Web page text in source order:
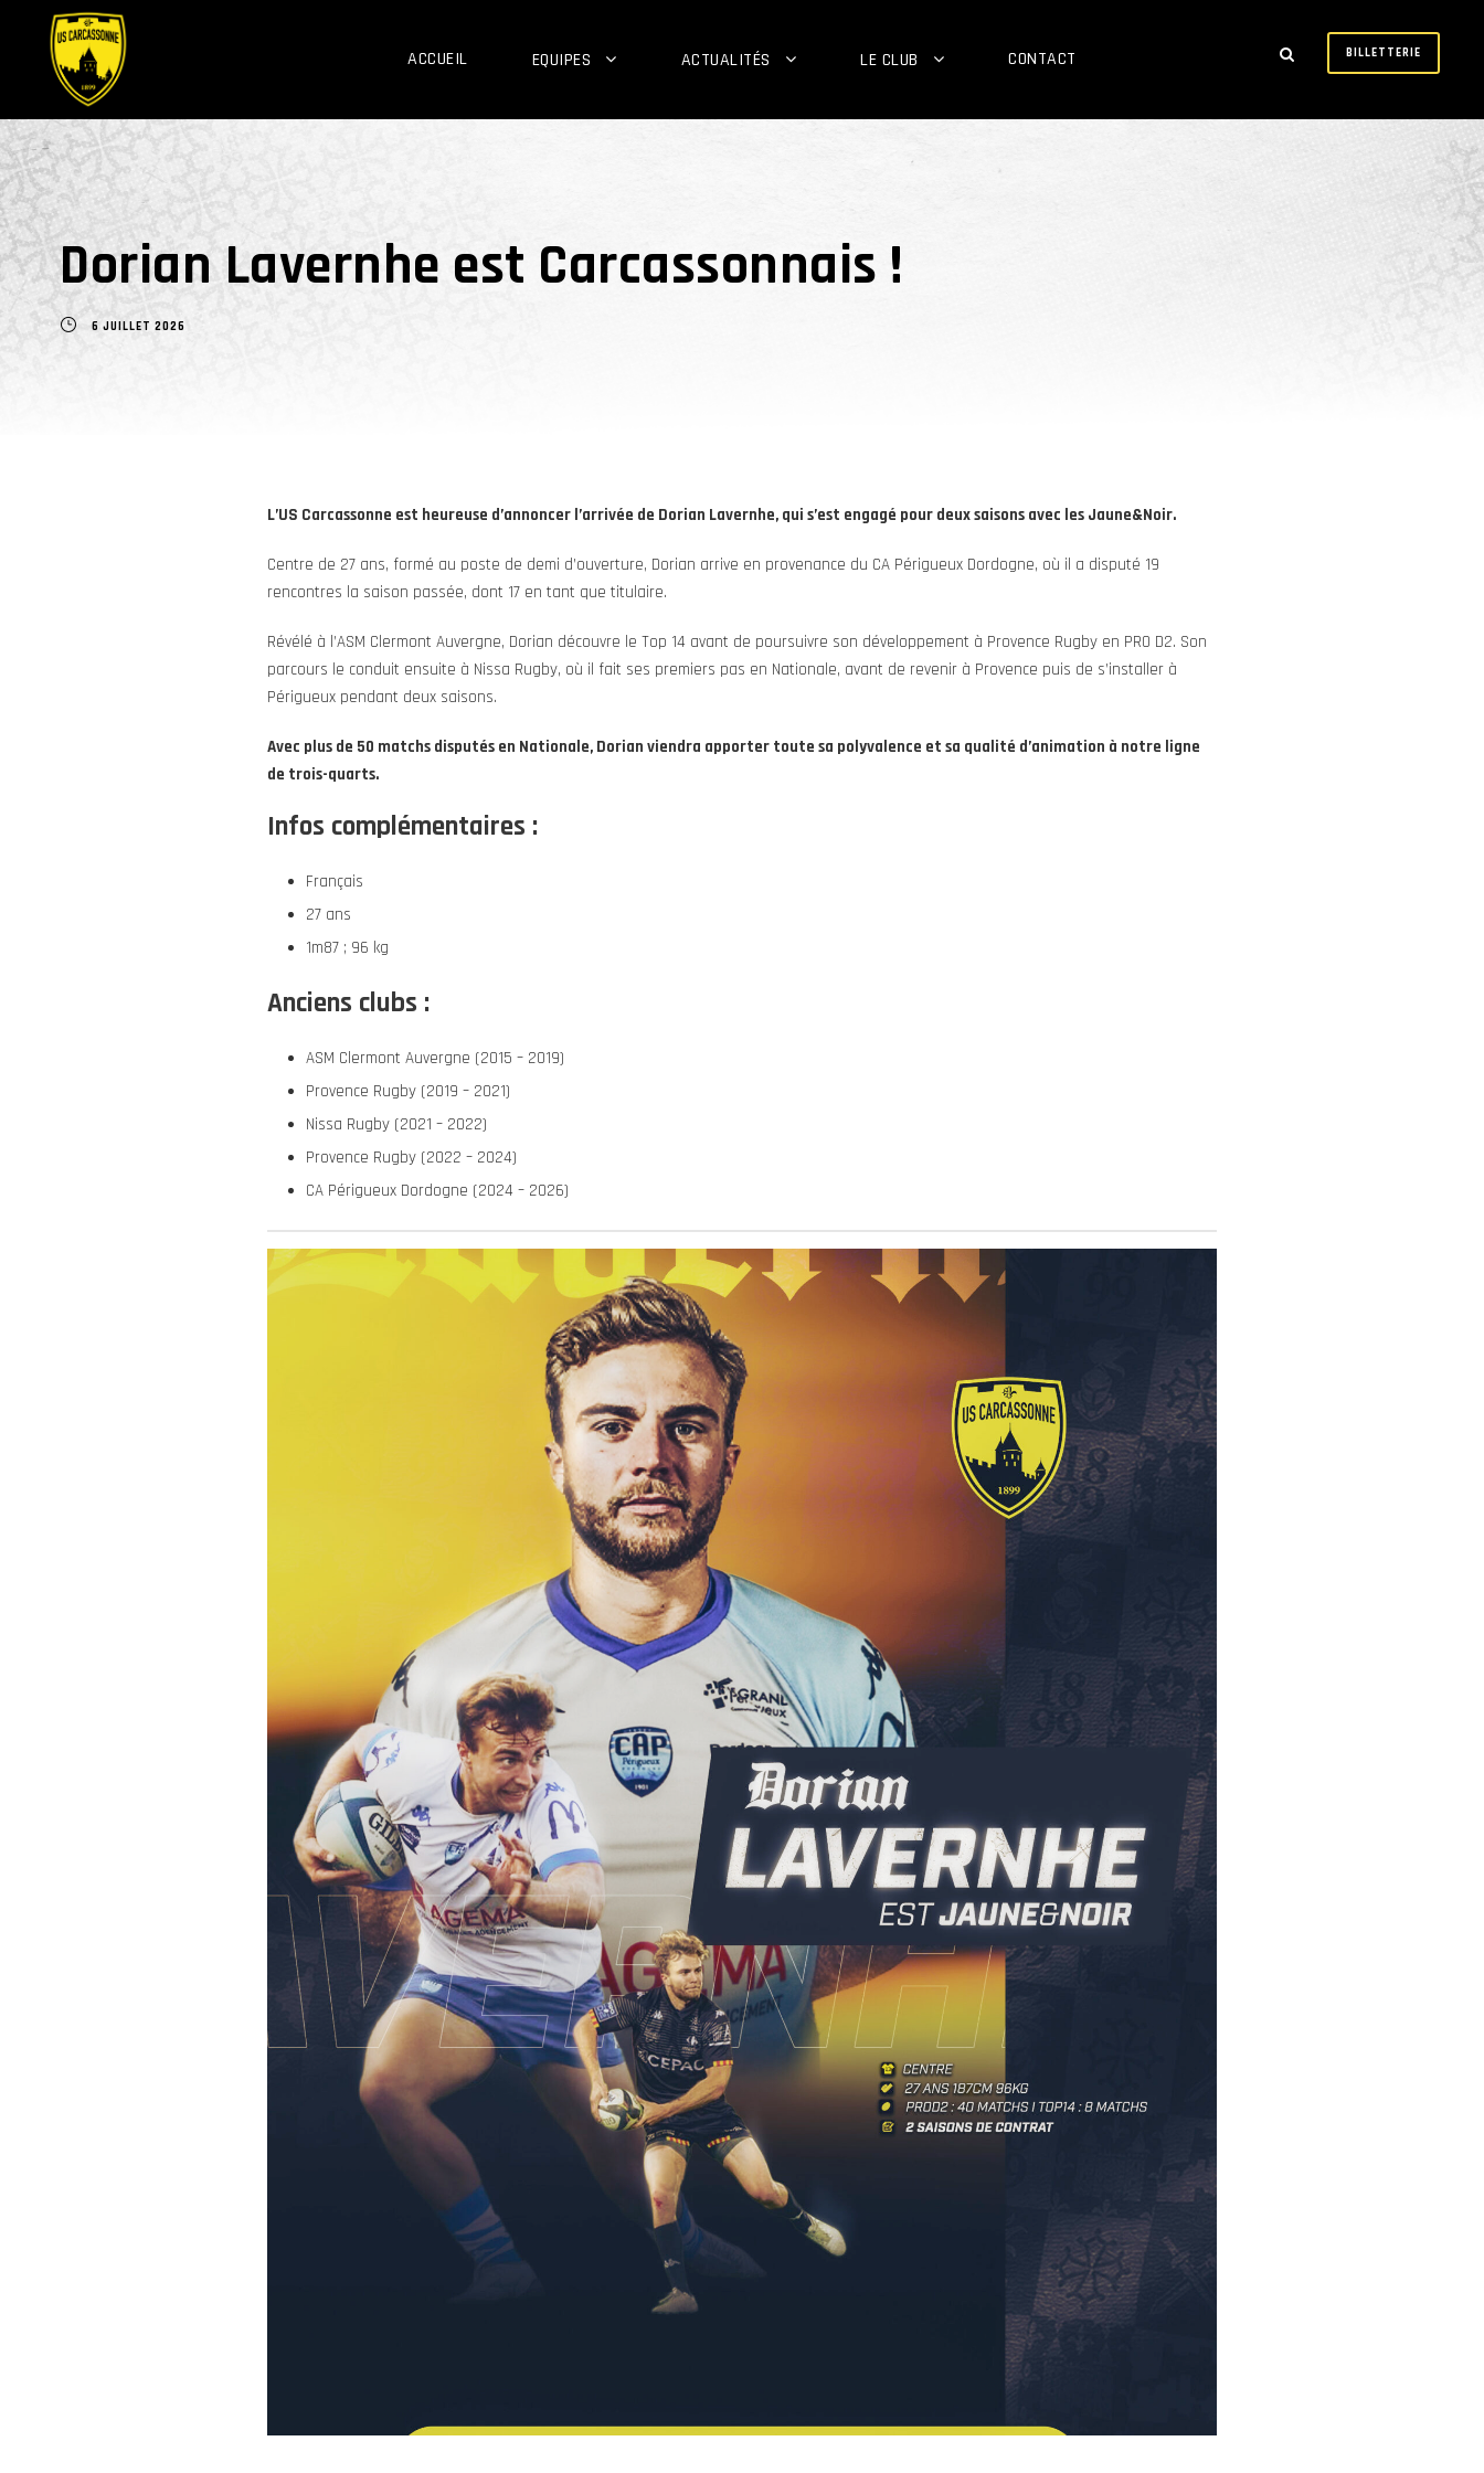
ACCUEIL EQUIPES ACTUALITÉS LE CLUB CONTACT BILLETTERIE
Dorian Lavernhe est Carcassonnais !
6 JUILLET 2026
L’US Carcassonne est heureuse d’annoncer l’arrivée de Dorian Lavernhe, qui s’est engagé pour deux saisons avec les Jaune&Noir.
Centre de 27 ans, formé au poste de demi d’ouverture, Dorian arrive en provenance du CA Périgueux Dordogne, où il a disputé 19
rencontres la saison passée, dont 17 en tant que titulaire.
Révélé à l’ASM Clermont Auvergne, Dorian découvre le Top 14 avant de poursuivre son développement à Provence Rugby en PRO D2. Son
parcours le conduit ensuite à Nissa Rugby, où il fait ses premiers pas en Nationale, avant de revenir à Provence puis de s’installer à
Périgueux pendant deux saisons.
Avec plus de 50 matchs disputés en Nationale, Dorian viendra apporter toute sa polyvalence et sa qualité d’animation à notre ligne
de trois-quarts.
Infos complémentaires :
Français
27 ans
1m87 ; 96 kg
Anciens clubs :
ASM Clermont Auvergne (2015 – 2019)
Provence Rugby (2019 – 2021)
Nissa Rugby (2021 – 2022)
Provence Rugby (2022 – 2024)
CA Périgueux Dordogne (2024 – 2026)